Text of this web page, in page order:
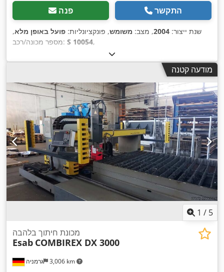
פנה התקשר
שנת ייצור: 2004, מצב: משומש, פונקציונליות: פועל באופן מלא,
מספר מכונה/רכב: S 10054,
מודעה קטנה
1 / 5
גרמניה 3,006 km
מכונת חיתוך בלהבה
Esab COMBIREX DX 3000